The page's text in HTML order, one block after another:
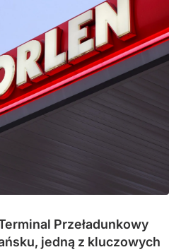
Przeładunkowy
jedną z kluczowych